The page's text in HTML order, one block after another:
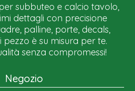
subbuteo e calcio tavolo,
dettagli con precisione
palline, porte, decals,
pezzo è su misura per te.
senza compromessi!
Negozio